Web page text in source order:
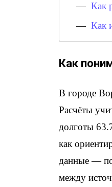
Как
Как
Как
В городе
Расчёты
долготы
как
данные —
между